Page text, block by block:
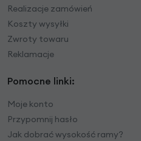
Realizacje zamówień
Koszty wysyłki
Zwroty towaru
Reklamacje
Pomocne linki:
Moje konto
Przypomnij hasło
Jak dobrać wysokość ramy?